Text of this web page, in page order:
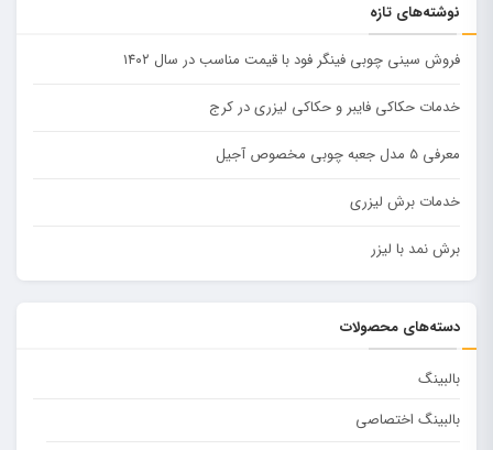
نوشته‌های تازه
فروش سینی چوبی فینگر فود با قیمت مناسب در سال ۱۴۰۲
خدمات حکاکی فایبر و حکاکی لیزری در کرج
معرفی ۵ مدل جعبه چوبی مخصوص آجیل
خدمات برش لیزری
برش نمد با لیزر
دسته‌های محصولات
بالبینگ
بالبینگ اختصاصی